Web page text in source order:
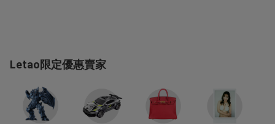
Letao限定優惠賣家